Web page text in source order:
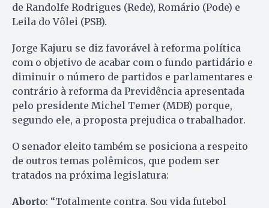
de Randolfe Rodrigues (Rede), Romário (Pode) e
Leila do Vôlei (PSB).
Jorge Kajuru se diz favorável à reforma política
com o objetivo de acabar com o fundo partidário e
diminuir o número de partidos e parlamentares e
contrário à reforma da Previdência apresentada
pelo presidente Michel Temer (MDB) porque,
segundo ele, a proposta prejudica o trabalhador.
O senador eleito também se posiciona a respeito
de outros temas polêmicos, que podem ser
tratados na próxima legislatura:
Aborto: “Totalmente contra. Sou vida futebol